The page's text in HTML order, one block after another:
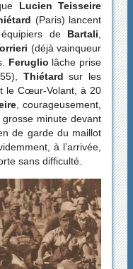
Lucien Teisseire
(Paris) lancent
de Bartali,
(déjà vainqueur
Feruglio lâche prise
Thiétard sur les
le Cœur-Volant, à 20
, courageusement,
minute devant
de garde du maillot
à l’arrivée,
sans difficulté.